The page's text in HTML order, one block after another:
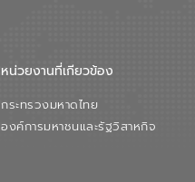
หน่วยงานที่เกียวข้อง
กระทรวงมหาดไทย
องค์การมหาชนและรัฐวิสาหกิจ